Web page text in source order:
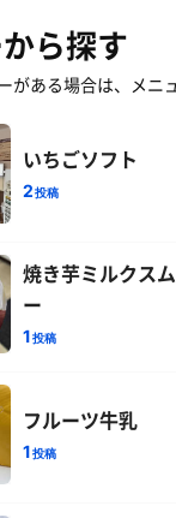
ら探す
がある場合は、メニ
いちごソフト
2投稿
焼き芋ミルクス
ー
1投稿
フルーツ牛乳
1投稿